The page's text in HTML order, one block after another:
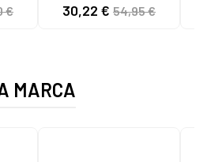
€
CANVAS K192495
30,22 € 54,95 €
MARCA